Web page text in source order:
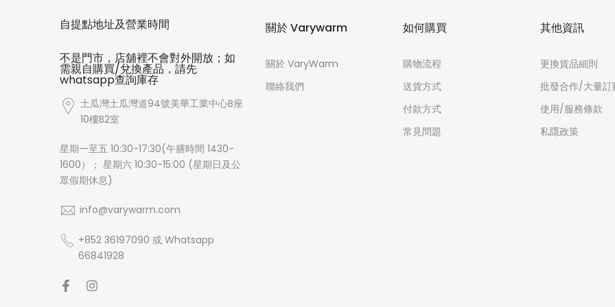
自提點地址及營業時間
不是門市，店舖裡不會對外開放；如
需親自購買/兌換產品，請先
whatsapp查詢庫存
土瓜灣土瓜灣道94號美華工業中心B座
10樓B2室
星期一至五 10:30-17:30(午膳時間 1430-
1600）； 星期六 10:30-15:00 (星期日及公
眾假期休息)
info@varywarm.com
+852 36197090 或 Whatsapp
66841928
關於 Varywarm
關於 VaryWarm
聯絡我們
如何購買
購物流程
送貨方式
付款方式
常見問題
其他資訊
更換貨品細則
批發合作/大量訂
使用/服務條款
私隱政策